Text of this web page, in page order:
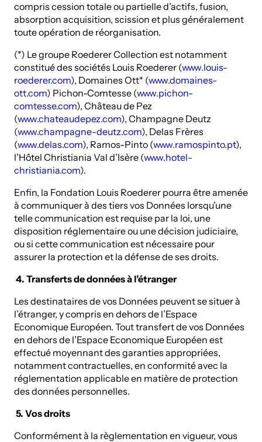
compris cession totale ou partielle d’actifs, fusion,
absorption acquisition, scission et plus généralement
toute opération de réorganisation.
(*) Le groupe Roederer Collection est notamment
constitué des sociétés Louis Roederer (www.louis-
roederer.com), Domaines Ott* (www.domaines-
ott.com) Pichon-Comtesse (www.pichon-
comtesse.com), Château de Pez
(www.chateaudepez.com), Champagne Deutz
(www.champagne-deutz.com), Delas Frères
(www.delas.com), Ramos-Pinto (www.ramospinto.pt),
l’Hôtel Christiania Val d’Isère (www.hotel-
christiania.com).
Enfin, la Fondation Louis Roederer pourra être amenée
à communiquer à des tiers vos Données lorsqu’une
telle communication est requise par la loi, une
disposition réglementaire ou une décision judiciaire,
ou si cette communication est nécessaire pour
assurer la protection et la défense de ses droits.
4. Transferts de données à l’étranger
Les destinataires de vos Données peuvent se situer à
l’étranger, y compris en dehors de l’Espace
Economique Européen. Tout transfert de vos Données
en dehors de l’Espace Economique Européen est
effectué moyennant des garanties appropriées,
notamment contractuelles, en conformité avec la
réglementation applicable en matière de protection
des données personnelles.
5. Vos droits
Conformément à la règlementation en vigueur, vous